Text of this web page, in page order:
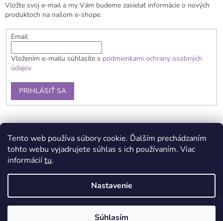
Tento web používa súbory cookie. Ďalším prechádzaním
tohto webu vyjadrujete súhlas s ich používaním. Viac
informáciítu.
Nastavenie
Súhlasím
Vložte svoj e-mail a my Vám budeme zasielať informácie o nových
produktoch na našom e-shope.
Email
Vložením e-mailu súhlasíte s podmienkami ochrany osobných
údajov
PRIHLÁSIŤ SA
Kontaky Podmienky ochrany osobných údajov
Vytvoril Shoptet
Lerni B2B. Všetky práva vyhradené.